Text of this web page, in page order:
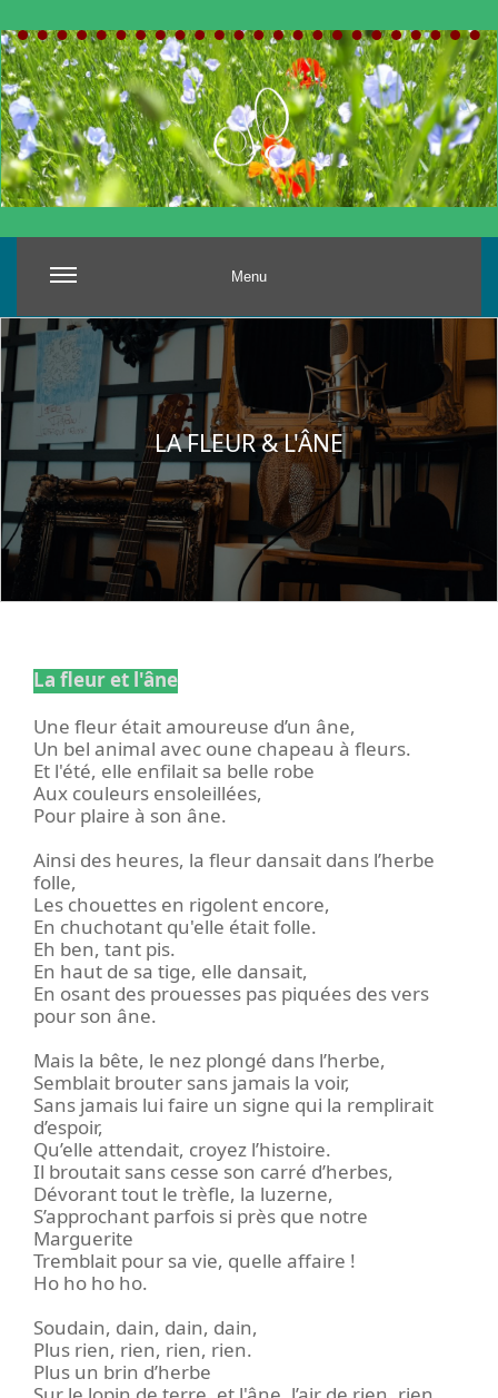
Menu
LA FLEUR & L'ÂNE
La fleur et l'âne
Une fleur était amoureuse d’un âne,
Un bel animal avec oune chapeau à fleurs.
Et l'été, elle enfilait sa belle robe
Aux couleurs ensoleillées,
Pour plaire à son âne.
Ainsi des heures, la fleur dansait dans l’herbe
folle,
Les chouettes en rigolent encore,
En chuchotant qu'elle était folle.
Eh ben, tant pis.
En haut de sa tige, elle dansait,
En osant des prouesses pas piquées des vers
pour son âne.
Mais la bête, le nez plongé dans l’herbe,
Semblait brouter sans jamais la voir,
Sans jamais lui faire un signe qui la remplirait
d’espoir,
Qu’elle attendait, croyez l’histoire.
Il broutait sans cesse son carré d’herbes,
Dévorant tout le trèfle, la luzerne,
S’approchant parfois si près que notre
Marguerite
Tremblait pour sa vie, quelle affaire !
Ho ho ho ho.
Soudain, dain, dain, dain,
Plus rien, rien, rien, rien.
Plus un brin d’herbe